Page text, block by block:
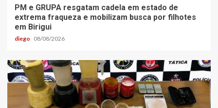
PM e GRUPA resgatam cadela em estado de
extrema fraqueza e mobilizam busca por filhotes
em Birigui
diego 08/08/2026